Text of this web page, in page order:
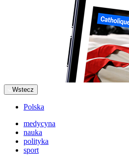
Wstecz
Polska
medycyna
nauka
polityka
sport